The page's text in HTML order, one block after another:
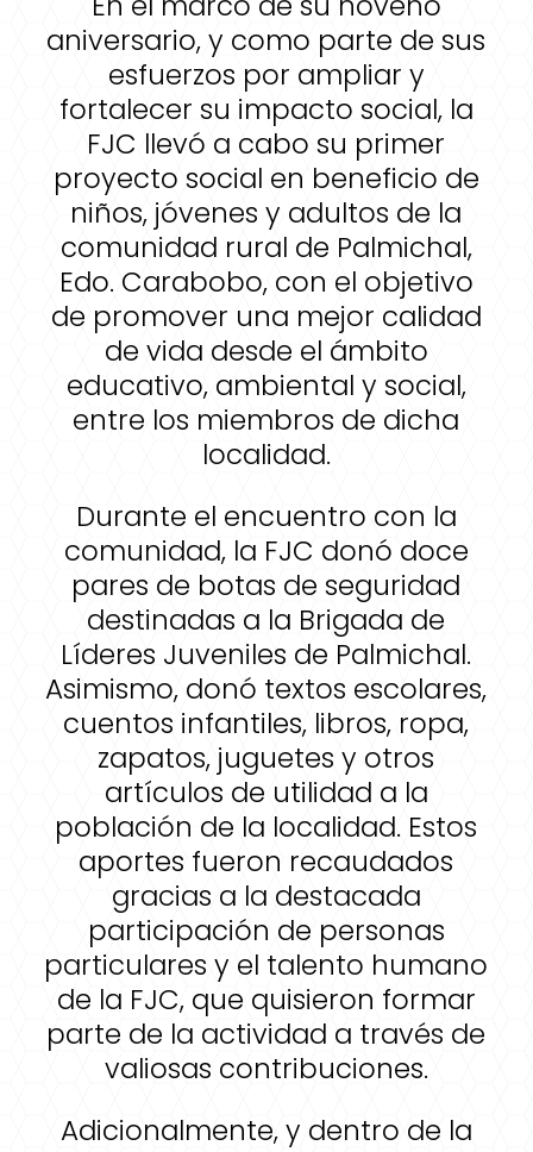
aniversario, y como parte de sus
esfuerzos por ampliar y
fortalecer su impacto social, la
FJC llevó a cabo su primer
proyecto social en beneficio de
niños, jóvenes y adultos de la
comunidad rural de Palmichal,
Edo. Carabobo, con el objetivo
de promover una mejor calidad
de vida desde el ámbito
educativo, ambiental y social,
entre los miembros de dicha
localidad.
Durante el encuentro con la
comunidad, la FJC donó doce
pares de botas de seguridad
destinadas a la Brigada de
Líderes Juveniles de Palmichal.
Asimismo, donó textos escolares,
cuentos infantiles, libros, ropa,
zapatos, juguetes y otros
artículos de utilidad a la
población de la localidad. Estos
aportes fueron recaudados
gracias a la destacada
participación de personas
particulares y el talento humano
de la FJC, que quisieron formar
parte de la actividad a través de
valiosas contribuciones.
Adicionalmente, y dentro de la